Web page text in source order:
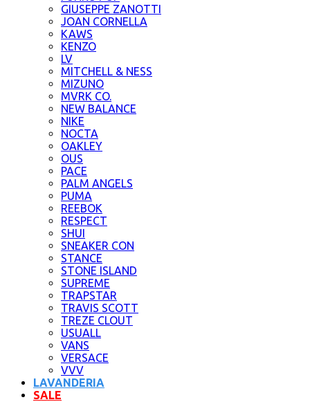
GIUSEPPE ZANOTTI
JOAN CORNELLA
KAWS
KENZO
LV
MITCHELL & NESS
MIZUNO
MVRK CO.
NEW BALANCE
NIKE
NOCTA
OAKLEY
OUS
PACE
PALM ANGELS
PUMA
REEBOK
RESPECT
SHUI
SNEAKER CON
STANCE
STONE ISLAND
SUPREME
TRAPSTAR
TRAVIS SCOTT
TREZE CLOUT
USUALL
VANS
VERSACE
VVV
LAVANDERIA
SALE